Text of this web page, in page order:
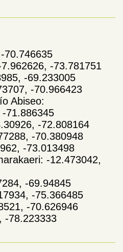
70.746635
-73.781751
-69.233005
-70.966423
Abiseo:
71.886345
-72.808164
-70.380948
-73.013498
-12.473042,
-69.94845
-75.366485
-70.626946
-78.223333